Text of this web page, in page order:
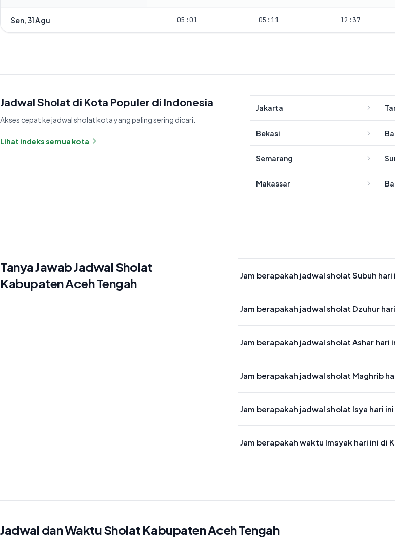
Sen, 31 Agu 05:01 05:11 12:37
Jadwal Sholat di Kota Populer di Indonesia
Akses cepat ke jadwal sholat kota yang paling sering dicari.
Lihat indeks semua kota
Jakarta
Bekasi
Semarang
Makassar
Tanya Jawab Jadwal Sholat
Kabupaten Aceh Tengah
Jam berapakah jadwal sholat Subuh
Jam berapakah jadwal sholat Dzuhur
Jam berapakah jadwal sholat Ashar hari
Jam berapakah jadwal sholat Maghrib
Jam berapakah jadwal sholat Isya hari
Jam berapakah waktu Imsyak hari ini di
Jadwal dan Waktu Sholat Kabupaten Aceh Tengah